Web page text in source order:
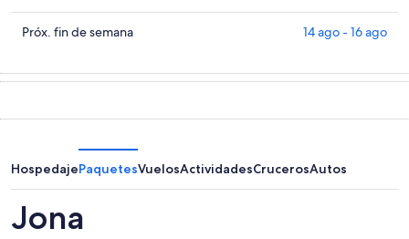
Jona
para
8
ago
precios
en
para
9
ago
-
10
Consultar
en
fin
de
semana,
14
Próx. fin de semana 14 ago - 16 ago
HospedajePaquetesVuelosActividadesCrucerosAutos
Jona